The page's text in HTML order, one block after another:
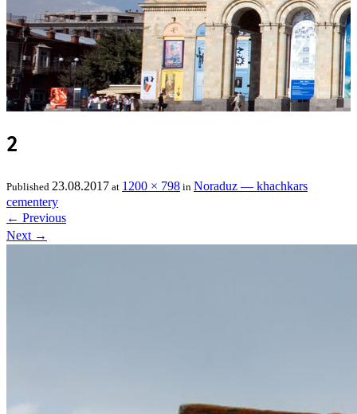
2
Published 23.08.2017 at 1200 × 798 in Noraduz — khachkars
cementery
← Previous
Next →